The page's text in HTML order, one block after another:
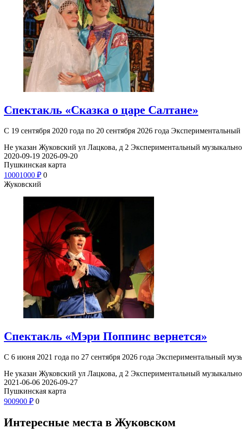
Спектакль «Сказка о царе Салтане»
С 19 сентября 2020 года по 20 сентября 2026 года
Не указан Жуковский ул Лацкова, д 2 Экспериментальный
2020-09-19 2026-09-20
Пушкинская карта
10001000 ₽ 0
Жуковский
Спектакль «Мэри Поппинс вернется»
С 6 июня 2021 года по 27 сентября 2026 года Экспериментальный
Не указан Жуковский ул Лацкова, д 2 Экспериментальный
2021-06-06 2026-09-27
Пушкинская карта
900900 ₽ 0
Интересные места в Жуковском